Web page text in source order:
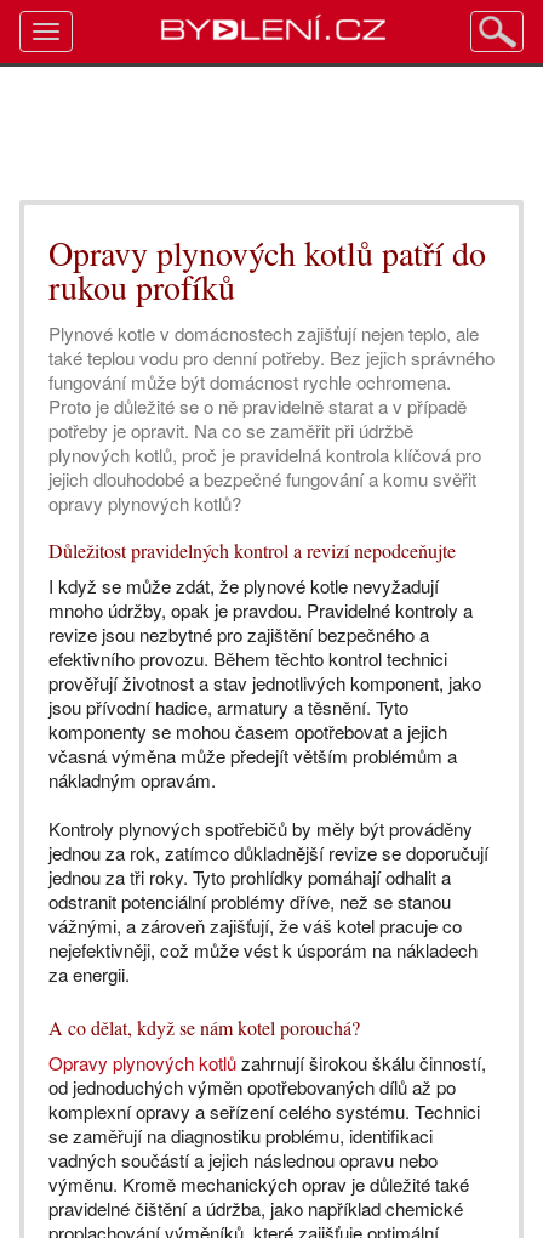
Opravy plynových kotlů patří do
rukou profíků
Plynové kotle v domácnostech zajišťují nejen teplo, ale
také teplou vodu pro denní potřeby. Bez jejich správného
fungování může být domácnost rychle ochromena.
Proto je důležité se o ně pravidelně starat a v případě
potřeby je opravit. Na co se zaměřit při údržbě
plynových kotlů, proč je pravidelná kontrola klíčová pro
jejich dlouhodobé a bezpečné fungování a komu svěřit
opravy plynových kotlů?
Důležitost pravidelných kontrol a revizí nepodceňujte
I když se může zdát, že plynové kotle nevyžadují
mnoho údržby, opak je pravdou. Pravidelné kontroly a
revize jsou nezbytné pro zajištění bezpečného a
efektivního provozu. Během těchto kontrol technici
prověřují životnost a stav jednotlivých komponent, jako
jsou přívodní hadice, armatury a těsnění. Tyto
komponenty se mohou časem opotřebovat a jejich
včasná výměna může předejít větším problémům a
nákladným opravám.
Kontroly plynových spotřebičů by měly být prováděny
jednou za rok, zatímco důkladnější revize se doporučují
jednou za tři roky. Tyto prohlídky pomáhají odhalit a
odstranit potenciální problémy dříve, než se stanou
vážnými, a zároveň zajišťují, že váš kotel pracuje co
nejefektivněji, což může vést k úsporám na nákladech
za energii.
A co dělat, když se nám kotel porouchá?
Opravy plynových kotlůzahrnují širokou škálu činností,
od jednoduchých výměn opotřebovaných dílů až po
komplexní opravy a seřízení celého systému. Technici
se zaměřují na diagnostiku problému, identifikaci
vadných součástí a jejich následnou opravu nebo
výměnu. Kromě mechanických oprav je důležité také
pravidelné čištění a údržba, jako například chemické
proplachování výměníků, které zajišťuje optimální
Toggle
navigation